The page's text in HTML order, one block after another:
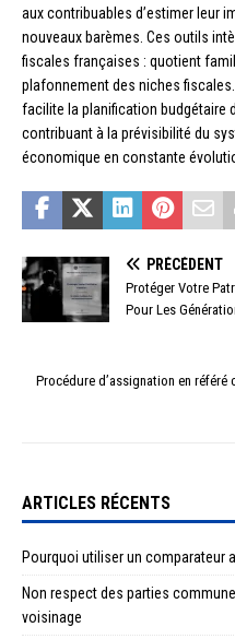
aux contribuables d’estimer leur
nouveaux barèmes. Ces outils
fiscales françaises : quotient
plafonnement des niches
facilite la planification budgétaire
contribuant à la prévisibilité du
économique en constante
PRÉCÉDENT
Protéger Votre
Pour Les
Procédure d’assignation en référé
ARTICLES RÉCENTS
Pourquoi utiliser un comparateur
Non respect des parties
voisinage